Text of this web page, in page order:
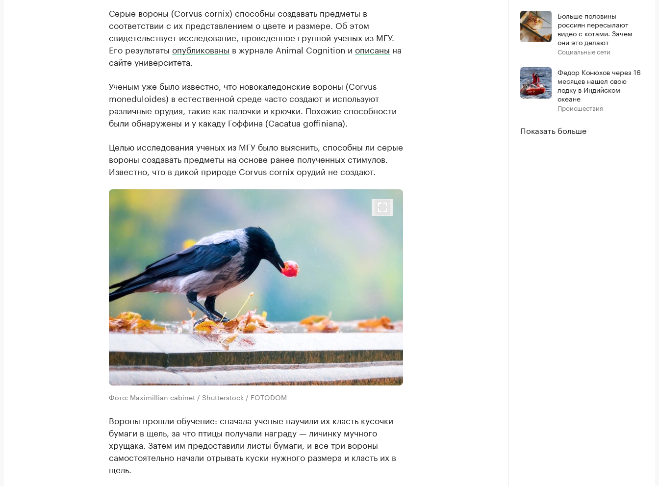
Серые вороны (Corvus cornix) способны создавать предметы в
соответствии с их представлением о цвете и размере. Об этом
свидетельствует исследование, проведенное группой ученых из МГУ.
Его результаты опубликованы в журнале Animal Cognition и описаны на
сайте университета.
Ученым уже было известно, что новокаледонские вороны (Corvus
moneduloides) в естественной среде часто создают и используют
различные орудия, такие как палочки и крючки. Похожие способности
были обнаружены и у какаду Гоффина (Cacatua goffiniana).
Целью исследования ученых из МГУ было выяснить, способны ли серые
вороны создавать предметы на основе ранее полученных стимулов.
Известно, что в дикой природе Corvus cornix орудий не создают.
Фото: Maximillian cabinet / Shutterstock / FOTODOM
Вороны прошли обучение: сначала ученые научили их класть кусочки
бумаги в щель, за что птицы получали награду — личинку мучного
хрущака. Затем им предоставили листы бумаги, и все три вороны
самостоятельно начали отрывать куски нужного размера и класть их в
щель.
Больше половины
россиян пересылают
видео с котами. Зачем
они это делают
Социальные сети
Федор Конюхов через 16
месяцев нашел свою
лодку в Индийском
океане
Происшествия
Показать больше